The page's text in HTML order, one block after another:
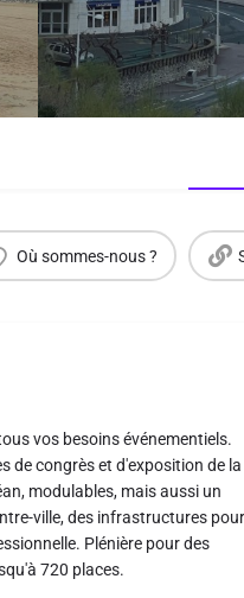
Où sommes-nous ?
vos besoins événementiels.
de congrès et d'exposition de la
modulables, mais aussi un
ville, des infrastructures pour
Plénière pour des
720 places.